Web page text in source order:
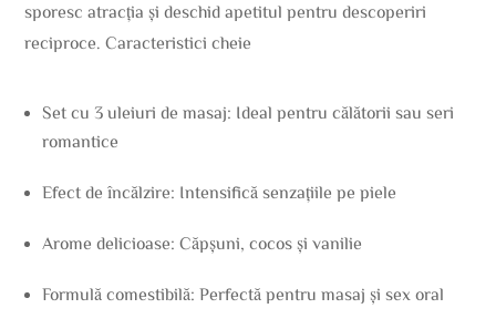
sporesc atracția și deschid apetitul pentru descoperiri
reciproce. Caracteristici cheie
Set cu 3 uleiuri de masaj: Ideal pentru călătorii sau seri
romantice
Efect de încălzire: Intensifică senzațiile pe piele
Arome delicioase: Căpșuni, cocos și vanilie
Formulă comestibilă: Perfectă pentru masaj și sex oral